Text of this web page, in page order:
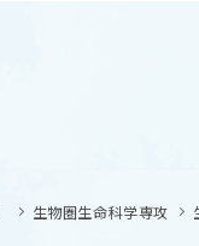
生物圏生命科学専攻